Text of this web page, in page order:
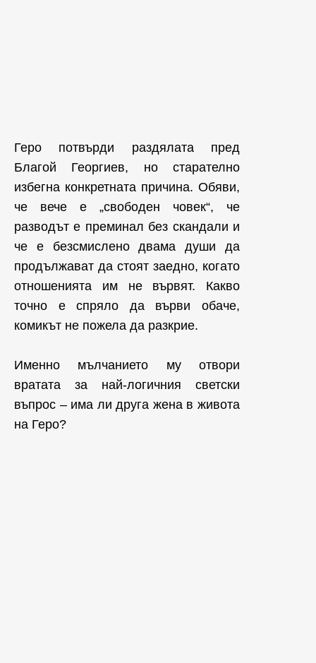
Геро потвърди раздялата пред
Благой Георгиев, но старателно
избегна конкретната причина. Обяви,
че вече е „свободен човек“, че
разводът е преминал без скандали и
че е безсмислено двама души да
продължават да стоят заедно, когато
отношенията им не вървят. Какво
точно е спряло да върви обаче,
комикът не пожела да разкрие.
Именно мълчанието му отвори
вратата за най-логичния светски
въпрос – има ли друга жена в живота
на Геро?